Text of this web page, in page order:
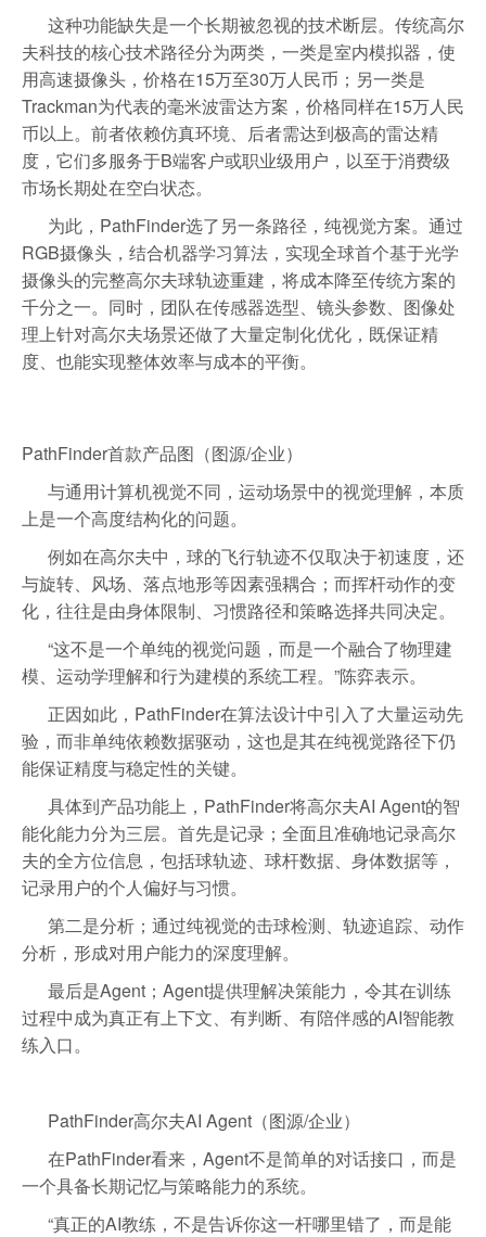
这种功能缺失是一个长期被忽视的技术断层。传统高尔
夫科技的核心技术路径分为两类，一类是室内模拟器，使
用高速摄像头，价格在15万至30万人民币；另一类是
Trackman为代表的毫米波雷达方案，价格同样在15万人民
币以上。前者依赖仿真环境、后者需达到极高的雷达精
度，它们多服务于B端客户或职业级用户，以至于消费级
市场长期处在空白状态。
为此，PathFinder选了另一条路径，纯视觉方案。通过
RGB摄像头，结合机器学习算法，实现全球首个基于光学
摄像头的完整高尔夫球轨迹重建，将成本降至传统方案的
千分之一。同时，团队在传感器选型、镜头参数、图像处
理上针对高尔夫场景还做了大量定制化优化，既保证精
度、也能实现整体效率与成本的平衡。
PathFinder首款产品图（图源/企业）
与通用计算机视觉不同，运动场景中的视觉理解，本质
上是一个高度结构化的问题。
例如在高尔夫中，球的飞行轨迹不仅取决于初速度，还
与旋转、风场、落点地形等因素强耦合；而挥杆动作的变
化，往往是由身体限制、习惯路径和策略选择共同决定。
“这不是一个单纯的视觉问题，而是一个融合了物理建
模、运动学理解和行为建模的系统工程。”陈弈表示。
正因如此，PathFinder在算法设计中引入了大量运动先
验，而非单纯依赖数据驱动，这也是其在纯视觉路径下仍
能保证精度与稳定性的关键。
具体到产品功能上，PathFinder将高尔夫AI Agent的智
能化能力分为三层。首先是记录；全面且准确地记录高尔
夫的全方位信息，包括球轨迹、球杆数据、身体数据等，
记录用户的个人偏好与习惯。
第二是分析；通过纯视觉的击球检测、轨迹追踪、动作
分析，形成对用户能力的深度理解。
最后是Agent；Agent提供理解决策能力，令其在训练
过程中成为真正有上下文、有判断、有陪伴感的AI智能教
练入口。
PathFinder高尔夫AI Agent（图源/企业）
在PathFinder看来，Agent不是简单的对话接口，而是
一个具备长期记忆与策略能力的系统。
“真正的AI教练，不是告诉你这一杆哪里错了，而是能